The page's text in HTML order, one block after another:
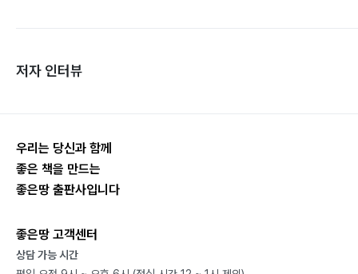
저자 인터뷰
우리는 당신과 함께
좋은 책을 만드는
좋은땅 출판사입니다
좋은땅 고객센터
상담 가능 시간